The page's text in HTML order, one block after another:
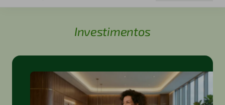
Investimentos